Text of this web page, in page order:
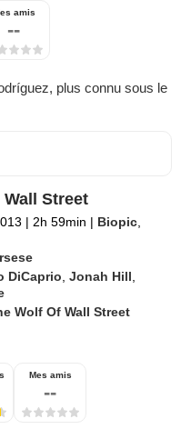
amis
--
plus connu sous le
Street
| 2h 59min | Biopic
DiCaprio ,Jonah Hill
Wolf Of Wall Street
Mes amis
--